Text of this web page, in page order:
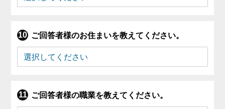
ご回答者様のお住まいを教えてください。
ご回答者様の職業を教えてください。